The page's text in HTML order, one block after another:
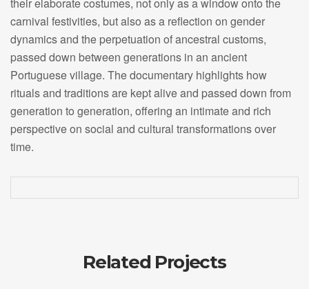
carnival festivities, but also as a reflection on gender
dynamics and the perpetuation of ancestral customs,
passed down between generations in an ancient
Portuguese village. The documentary highlights how
rituals and traditions are kept alive and passed down from
generation to generation, offering an intimate and rich
perspective on social and cultural transformations over
time.
Related Projects